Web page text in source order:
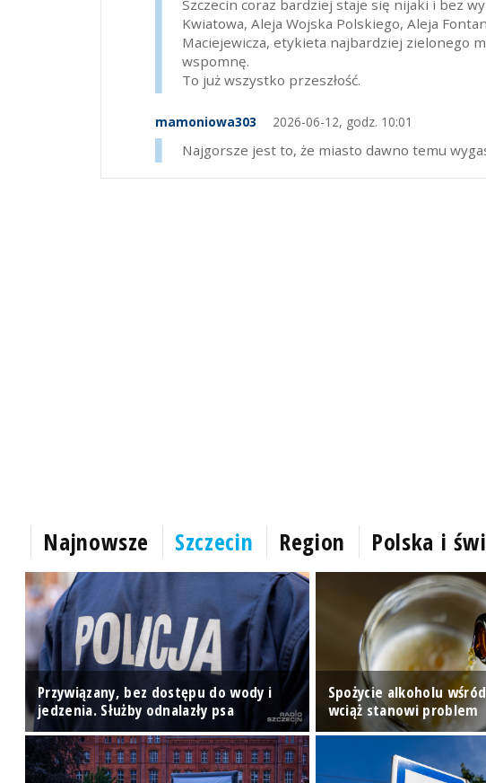
Szczecin coraz bardziej staje się nijaki i bez
Kwiatowa, Aleja Wojska Polskiego, Aleja
Maciejewicza, etykieta najbardziej zielonego
wspomnę.
To już wszystko przeszłość.
mamoniowa303 2026-06-12, godz. 10:01
Najgorsze jest to, że miasto dawno temu
Najnowsze Szczecin Region Polska i
Przywiązany, bez dostępu do wody i
jedzenia. Służby odnalazły psa
Spożycie alkoholu
wciąż stanowi problem